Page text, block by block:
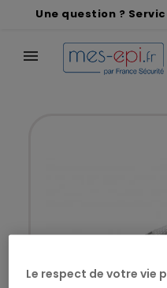
Une question ?
Le respect de votre vie